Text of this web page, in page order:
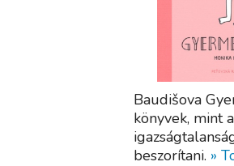
Baudišova
könyvek, mint
beszorítani. »